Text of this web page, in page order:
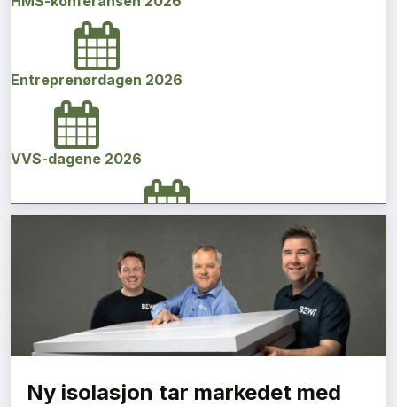
Entreprenørdagen 2026
VVS-dagene 2026
Norges bygg- og eiendomskonferanse 2026
Vi Bygger Vestland 2026
Byggenæringens Klimakonferanse 2026
Ny isolasjon tar markedet med